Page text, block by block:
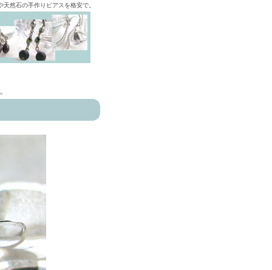
然石の手作りピアスを格安で。